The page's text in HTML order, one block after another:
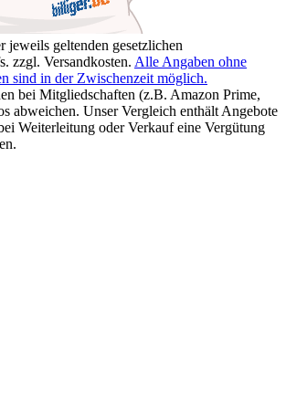
jeweils geltenden gesetzlichen
zzgl. Versandkosten. Alle Angaben ohne
sind in der Zwischenzeit möglich.
bei Mitgliedschaften (z.B. Amazon Prime,
abweichen. Unser Vergleich enthält Angebote
Weiterleitung oder Verkauf eine Vergütung